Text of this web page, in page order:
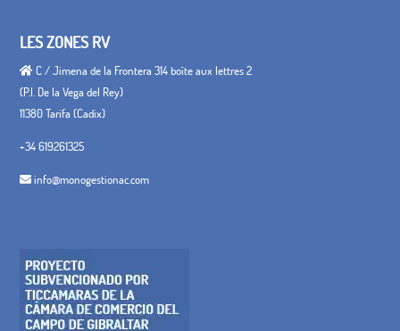
LES ZONES RV
C / Jimena de la Frontera 314 boîte aux lettres 2
(P.I. De la Vega del Rey)
11380 Tarifa (Cadix)
+34 619261325
info@monogestionac.com